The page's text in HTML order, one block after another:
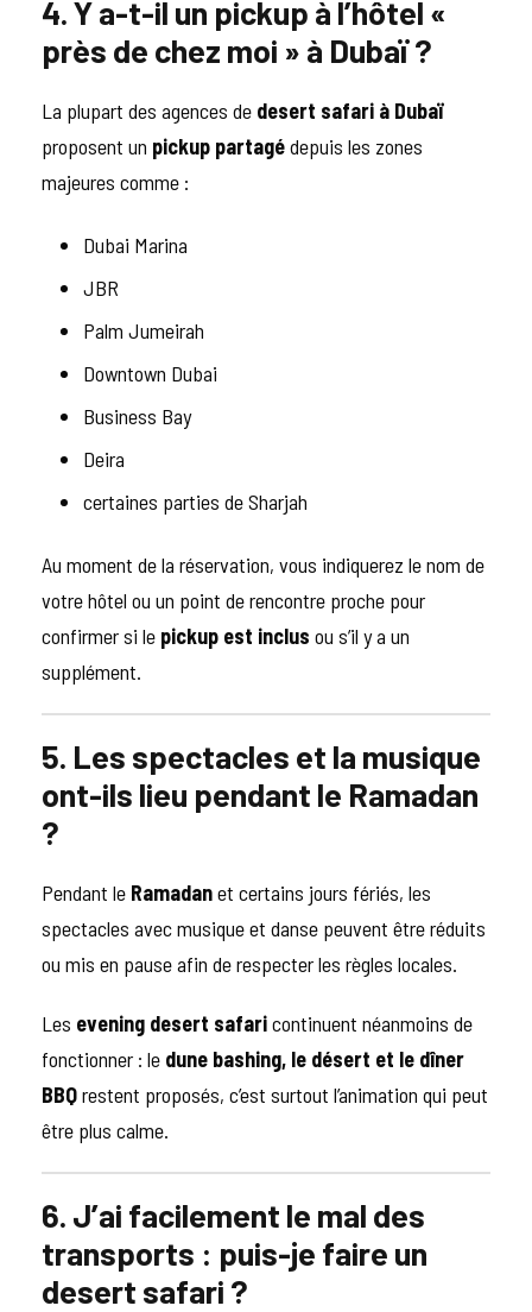
4. Y a-t-il un pickup à l’hôtel «
près de chez moi » à Dubaï ?
La plupart des agences de desert safari à Dubaï
proposent un pickup partagédepuis les zones
majeures comme :
Dubai Marina
JBR
Palm Jumeirah
Downtown Dubai
Business Bay
Deira
certaines parties de Sharjah
Au moment de la réservation, vous indiquerez le nom de
votre hôtel ou un point de rencontre proche pour
confirmer si le pickup est inclus ou s’il y a un
supplément.
5. Les spectacles et la musique
ont-ils lieu pendant le Ramadan
?
Pendant le Ramadanet certains jours fériés, les
spectacles avec musique et danse peuvent être réduits
ou mis en pause afin de respecter les règles locales.
Les evening desert safaricontinuent néanmoins de
fonctionner : le dune bashing, le désert et le dîner
BBQrestent proposés, c’est surtout l’animation qui peut
être plus calme.
6. J’ai facilement le mal des
transports : puis-je faire un
desert safari ?